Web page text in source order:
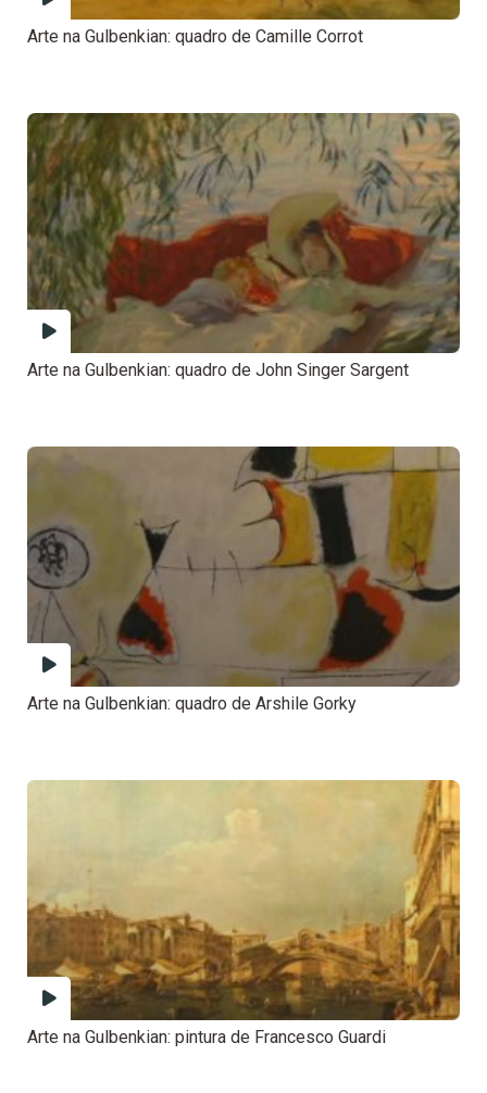
Arte na Gulbenkian: quadro de Camille Corrot
Arte na Gulbenkian: quadro de John Singer Sargent
Arte na Gulbenkian: quadro de Arshile Gorky
Arte na Gulbenkian: pintura de Francesco Guardi